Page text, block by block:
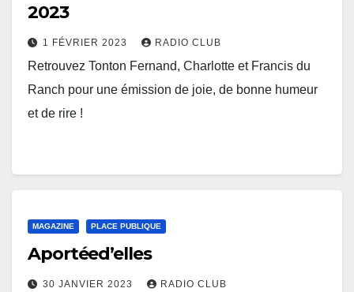
2023
1 FÉVRIER 2023 RADIO CLUB
Retrouvez Tonton Fernand, Charlotte et Francis du
Ranch pour une émission de joie, de bonne humeur
et de rire !
MAGAZINE PLACE PUBLIQUE
Aportéed’elles
30 JANVIER 2023 RADIO CLUB